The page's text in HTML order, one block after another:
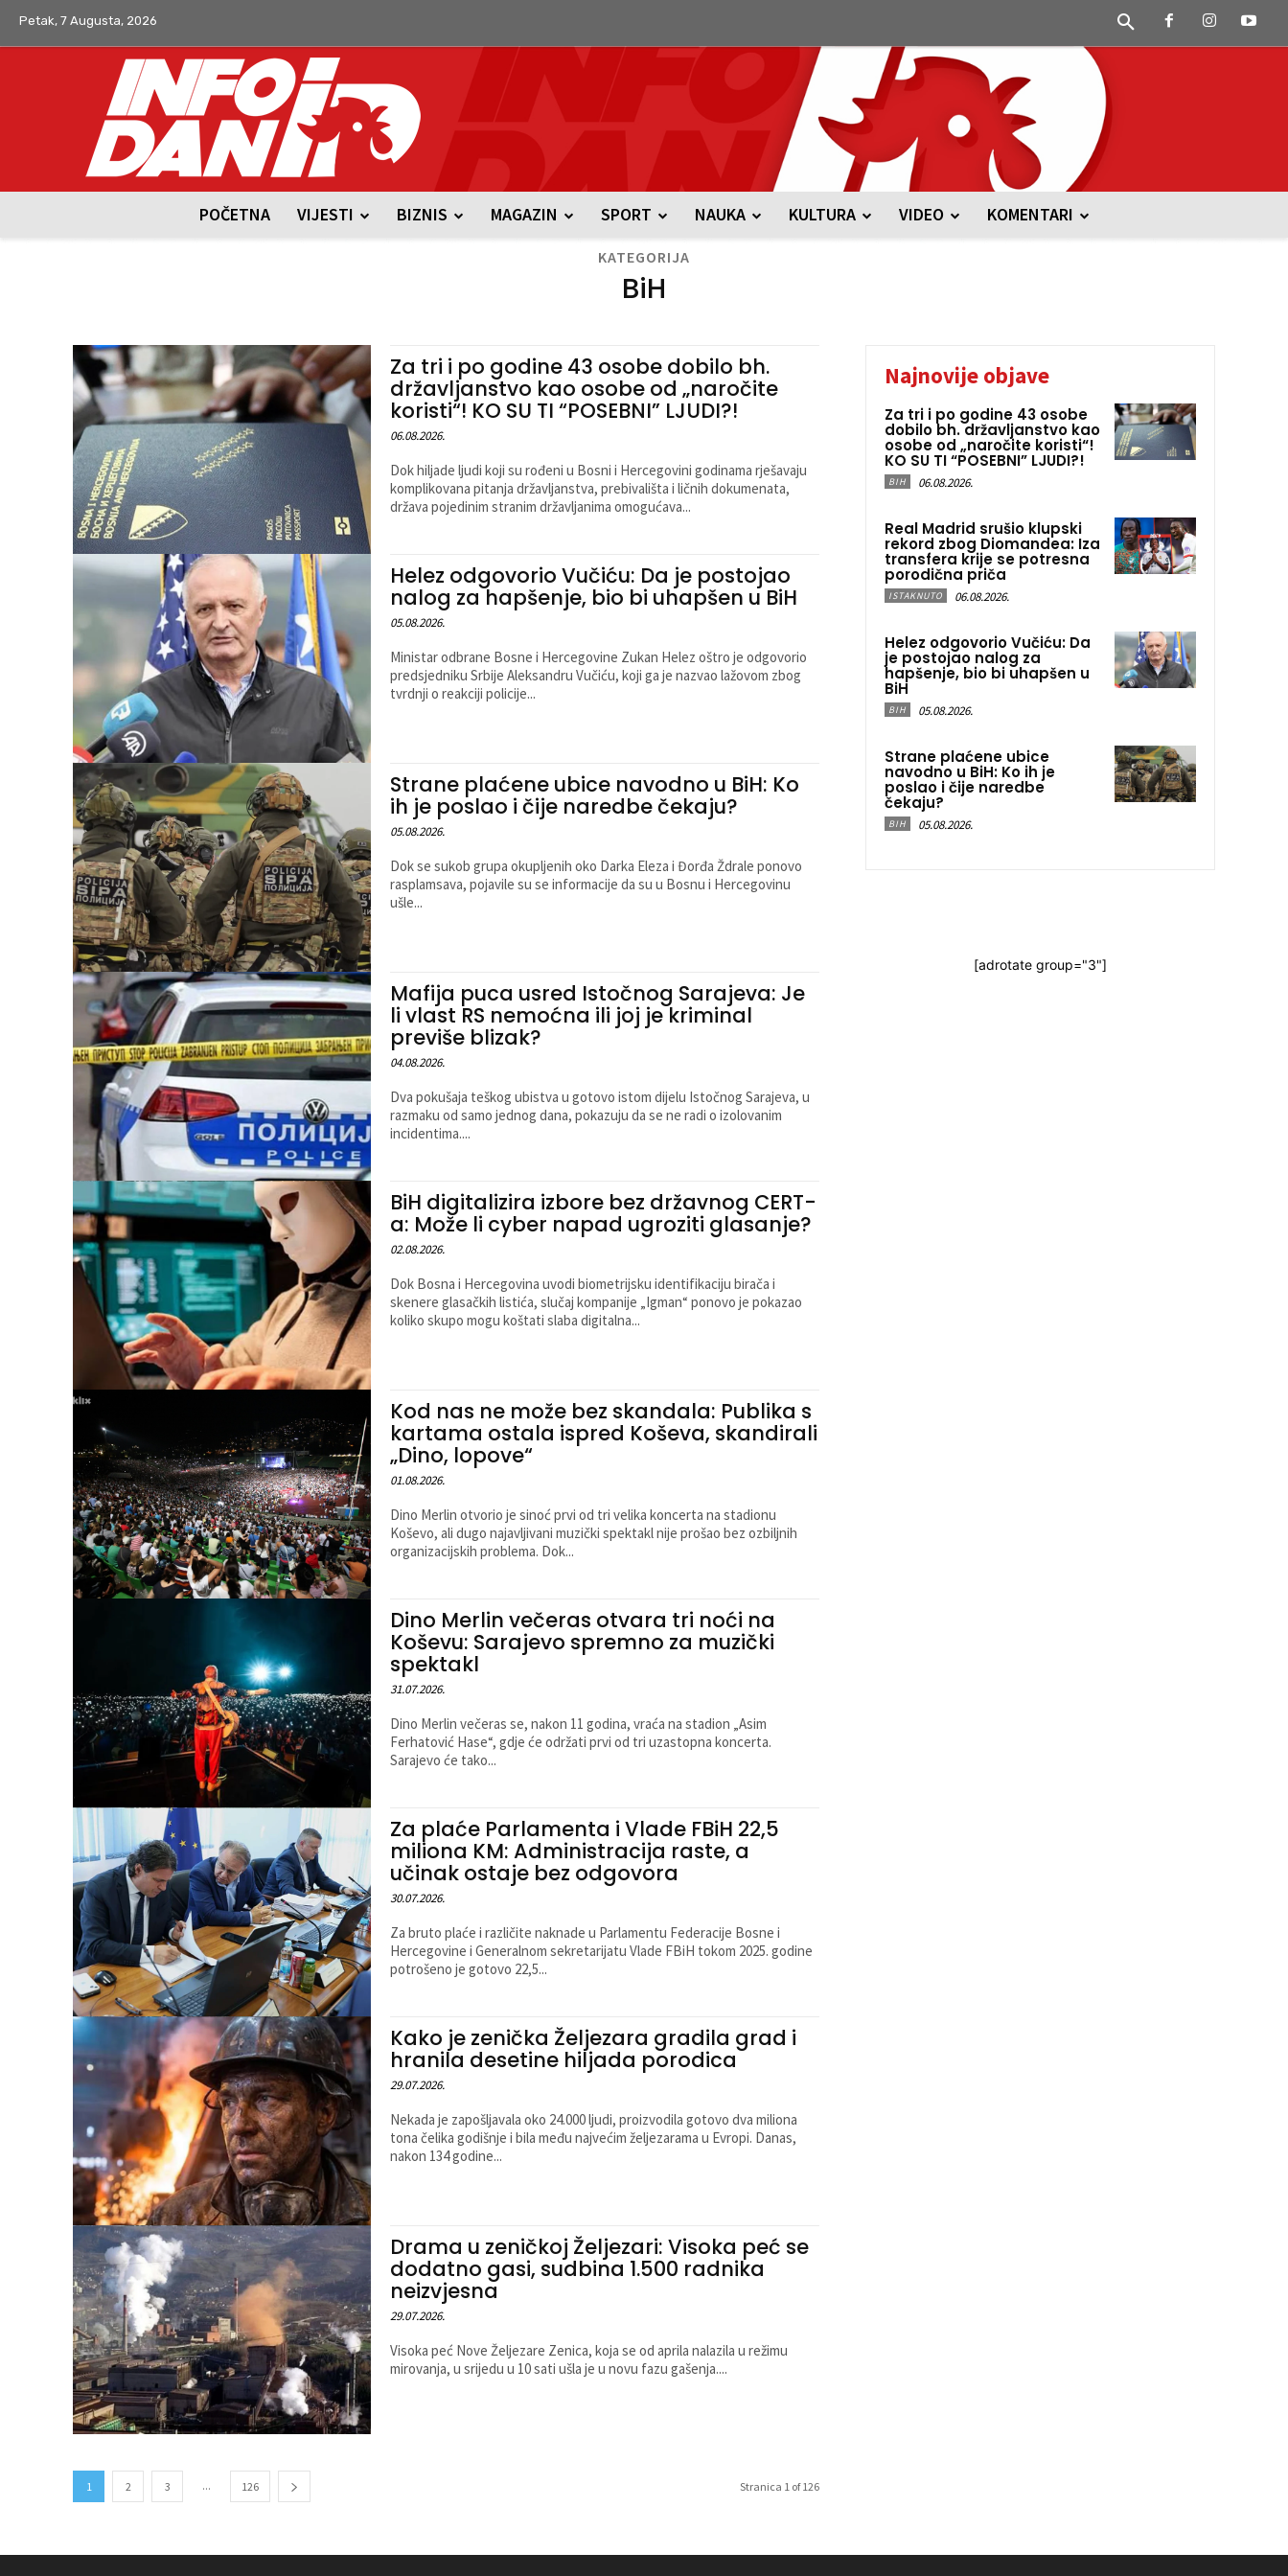
Petak, 7 Augusta, 2026
POČETNA VIJESTI BIZNIS MAGAZIN SPORT NAUKA KULTURA VIDEO KOMENTARI
KATEGORIJA
BiH
Za tri i po godine 43 osobe dobilo bh.
državljanstvo kao osobe od „naročite
koristi“! KO SU TI “POSEBNI” LJUDI?!
06.08.2026.
Dok hiljade ljudi koji su rođeni u Bosni i Hercegovini godinama rješavaju
komplikovana pitanja državljanstva, prebivališta i ličnih dokumenata,
država pojedinim stranim državljanima omogućava...
Helez odgovorio Vučiću: Da je postojao
nalog za hapšenje, bio bi uhapšen u BiH
05.08.2026.
Ministar odbrane Bosne i Hercegovine Zukan Helez oštro je odgovorio
predsjedniku Srbije Aleksandru Vučiću, koji ga je nazvao lažovom zbog
tvrdnji o reakciji policije...
Strane plaćene ubice navodno u BiH: Ko
ih je poslao i čije naredbe čekaju?
05.08.2026.
Dok se sukob grupa okupljenih oko Darka Eleza i Đorđa Ždrale ponovo
rasplamsava, pojavile su se informacije da su u Bosnu i Hercegovinu
ušle...
Mafija puca usred Istočnog Sarajeva: Je
li vlast RS nemoćna ili joj je kriminal
previše blizak?
04.08.2026.
Dva pokušaja teškog ubistva u gotovo istom dijelu Istočnog Sarajeva, u
razmaku od samo jednog dana, pokazuju da se ne radi o izolovanim
incidentima....
BiH digitalizira izbore bez državnog CERT-
a: Može li cyber napad ugroziti glasanje?
02.08.2026.
Dok Bosna i Hercegovina uvodi biometrijsku identifikaciju birača i
skenere glasačkih listića, slučaj kompanije „Igman“ ponovo je pokazao
koliko skupo mogu koštati slaba digitalna...
Kod nas ne može bez skandala: Publika s
kartama ostala ispred Koševa, skandirali
„Dino, lopove“
01.08.2026.
Dino Merlin otvorio je sinoć prvi od tri velika koncerta na stadionu
Koševo, ali dugo najavljivani muzički spektakl nije prošao bez ozbiljnih
organizacijskih problema. Dok...
Dino Merlin večeras otvara tri noći na
Koševu: Sarajevo spremno za muzički
spektakl
31.07.2026.
Dino Merlin večeras se, nakon 11 godina, vraća na stadion „Asim
Ferhatović Hase“, gdje će održati prvi od tri uzastopna koncerta.
Sarajevo će tako...
Za plaće Parlamenta i Vlade FBiH 22,5
miliona KM: Administracija raste, a
učinak ostaje bez odgovora
30.07.2026.
Za bruto plaće i različite naknade u Parlamentu Federacije Bosne i
Hercegovine i Generalnom sekretarijatu Vlade FBiH tokom 2025. godine
potrošeno je gotovo 22,5...
Kako je zenička Željezara gradila grad i
hranila desetine hiljada porodica
29.07.2026.
Nekada je zapošljavala oko 24.000 ljudi, proizvodila gotovo dva miliona
tona čelika godišnje i bila među najvećim željezarama u Evropi. Danas,
nakon 134 godine...
Drama u zeničkoj Željezari: Visoka peć se
dodatno gasi, sudbina 1.500 radnika
neizvjesna
29.07.2026.
Visoka peć Nove Željezare Zenica, koja se od aprila nalazila u režimu
mirovanja, u srijedu u 10 sati ušla je u novu fazu gašenja....
1 2 3 ... 126 Stranica 1 of 126
Najnovije objave
Za tri i po godine 43 osobe
dobilo bh. državljanstvo kao
osobe od „naročite koristi“!
KO SU TI “POSEBNI” LJUDI?!
BIH 06.08.2026.
Real Madrid srušio klupski
rekord zbog Diomandea: Iza
transfera krije se potresna
porodična priča
ISTAKNUTO 06.08.2026.
Helez odgovorio Vučiću: Da
je postojao nalog za
hapšenje, bio bi uhapšen u
BiH
BIH 05.08.2026.
Strane plaćene ubice
navodno u BiH: Ko ih je
poslao i čije naredbe
čekaju?
BIH 05.08.2026.
[adrotate group="3"]